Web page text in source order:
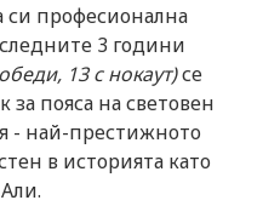
си професионална
3 години
13 с нокаут)се
за пояса на световен
- най-престижното
в историята като